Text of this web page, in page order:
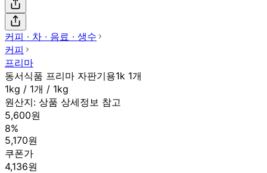
커피 ∙ 차 ∙ 음료 ∙ 생수
커피
프리마
동서식품 프리마 자판기용1k 1개
1kg / 1개 / 1kg
원산지: 상품 상세정보 참고
5,600원
8%
5,170원
쿠폰가
4,136원